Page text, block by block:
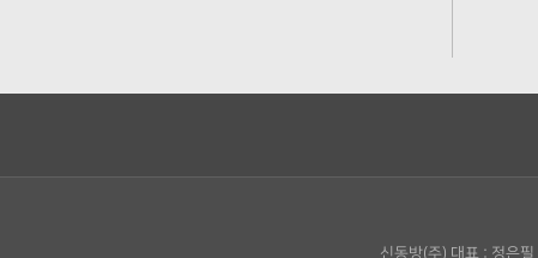
신동방(주) 대표 : 정은필